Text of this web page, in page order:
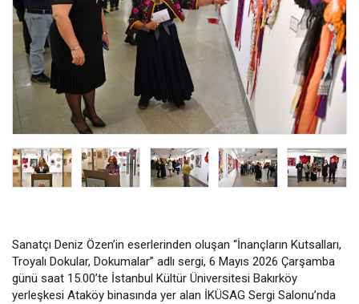
Sanatçı Deniz Özen’in eserlerinden oluşan “İnançların Kutsalları,
Troyalı Dokular, Dokumalar” adlı sergi, 6 Mayıs 2026 Çarşamba
günü saat 15.00’te İstanbul Kültür Üniversitesi Bakırköy
yerleşkesi Ataköy binasında yer alan İKÜSAG Sergi Salonu’nda